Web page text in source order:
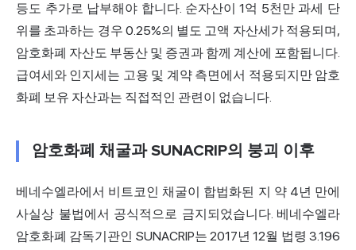
등도 추가로 납부해야 합니다. 순자산이 1억 5천만 과세 단
위를 초과하는 경우 0.25%의 별도 고액 자산세가 적용되며,
암호화폐 자산도 부동산 및 증권과 함께 계산에 포함됩니다.
급여세와 인지세는 고용 및 계약 측면에서 적용되지만 암호
화폐 보유 자산과는 직접적인 관련이 없습니다.
암호화폐 채굴과 SUNACRIP의 붕괴 이후
베네수엘라에서 비트코인 채굴이 합법화된 지 약 4년 만에
사실상 불법에서 공식적으로 금지되었습니다. 베네수엘라
암호화폐 감독기관인 SUNACRIP는 2017년 12월 법령 3.196